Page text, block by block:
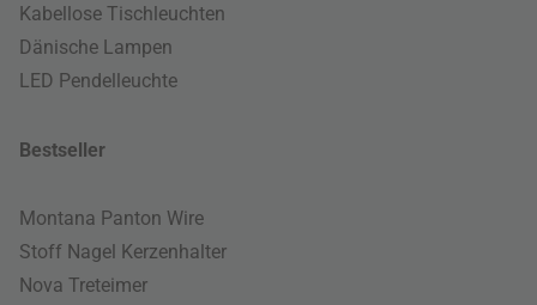
Kabellose Tischleuchten
Dänische Lampen
LED Pendelleuchte
Bestseller
Montana Panton Wire
Stoff Nagel Kerzenhalter
Nova Treteimer